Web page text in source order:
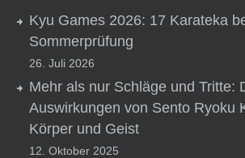
Kyu Games 2026: 17 Karateka
Sommerprüfung
26. Juli 2026
Mehr als nur Schläge und Tritte:
Auswirkungen von Sento Ryoku
Körper und Geist
12. Oktober 2025